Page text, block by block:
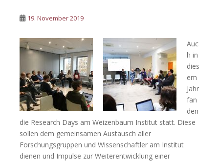
19. November 2019
Auc
h in
dies
em
Jahr
fan
den
die Research Days am Weizenbaum Institut statt. Diese
sollen dem gemeinsamen Austausch aller
Forschungsgruppen und Wissenschaftler am Institut
dienen und Impulse zur Weiterentwicklung einer